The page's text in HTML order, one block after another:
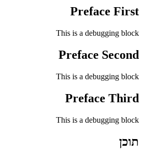
Preface First
This is a debugging block
Preface Second
This is a debugging block
Preface Third
This is a debugging block
תוכן